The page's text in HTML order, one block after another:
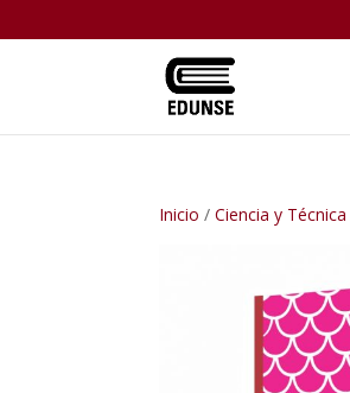
Inicio /Ciencia y Técnica